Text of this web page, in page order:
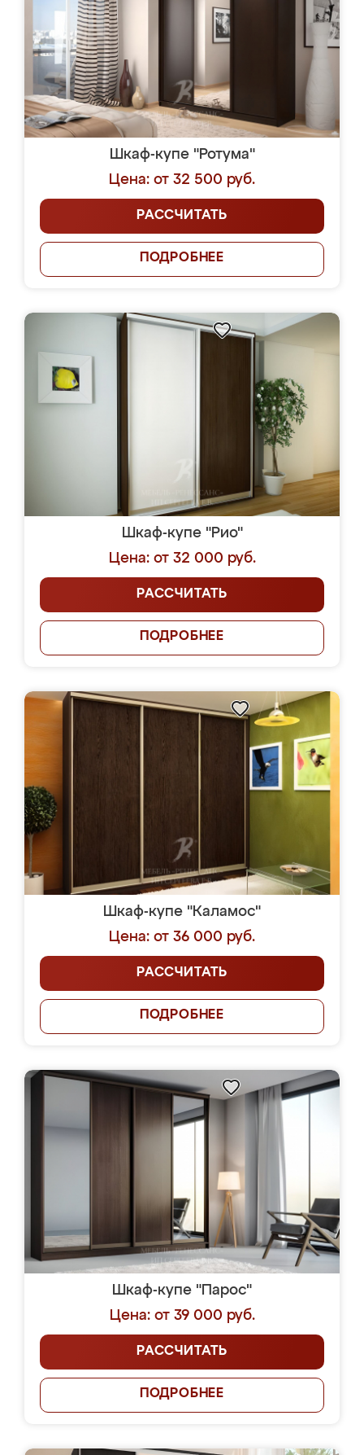
Шкаф-купе "Ротума"
Цена: от 32 500 руб.
РАССЧИТАТЬ
ПОДРОБНЕЕ
Шкаф-купе "Рио"
Цена: от 32 000 руб.
РАССЧИТАТЬ
ПОДРОБНЕЕ
Шкаф-купе "Каламос"
Цена: от 36 000 руб.
РАССЧИТАТЬ
ПОДРОБНЕЕ
Шкаф-купе "Парос"
Цена: от 39 000 руб.
РАССЧИТАТЬ
ПОДРОБНЕЕ